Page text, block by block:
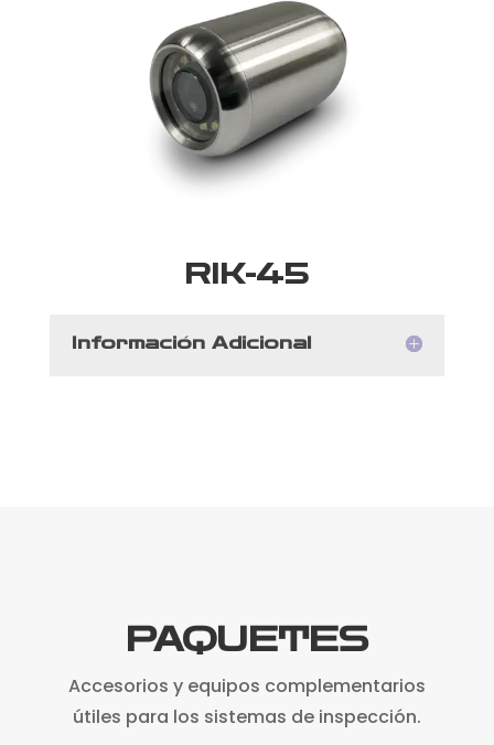
RIK-45
Información Adicional
PAQUETES
Accesorios y equipos complementarios
útiles para los sistemas de inspección.